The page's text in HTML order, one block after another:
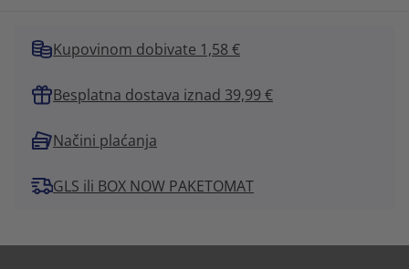
Kupovinom dobivate 1,58 €
Besplatna dostava iznad 39,99 €
Načini plaćanja
GLS ili BOX NOW PAKETOMAT